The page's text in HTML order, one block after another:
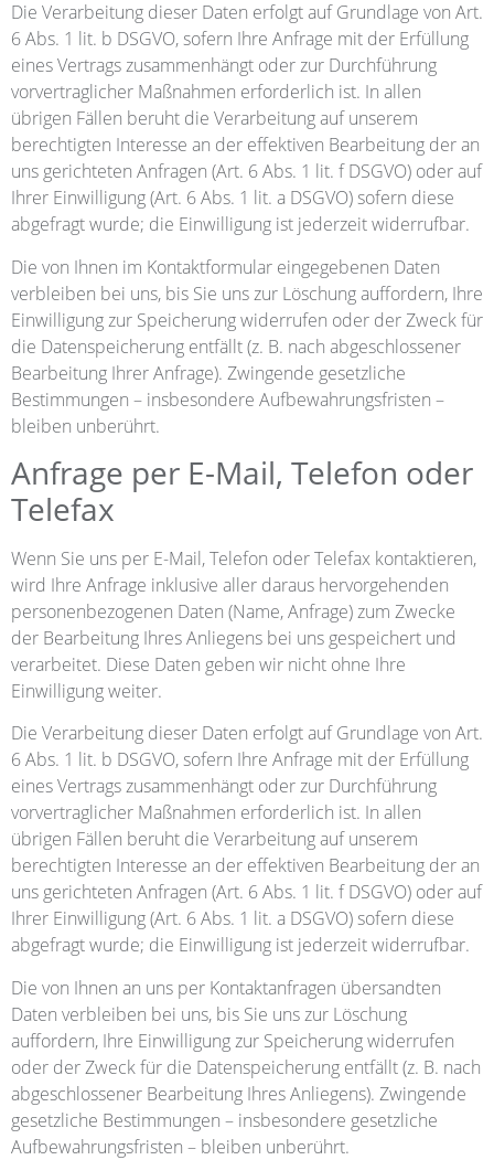
Die Verarbeitung dieser Daten erfolgt auf Grundlage von Art.
6 Abs. 1 lit. b DSGVO, sofern Ihre Anfrage mit der Erfüllung
eines Vertrags zusammenhängt oder zur Durchführung
vorvertraglicher Maßnahmen erforderlich ist. In allen
übrigen Fällen beruht die Verarbeitung auf unserem
berechtigten Interesse an der effektiven Bearbeitung der an
uns gerichteten Anfragen (Art. 6 Abs. 1 lit. f DSGVO) oder auf
Ihrer Einwilligung (Art. 6 Abs. 1 lit. a DSGVO) sofern diese
abgefragt wurde; die Einwilligung ist jederzeit widerrufbar.
Die von Ihnen im Kontaktformular eingegebenen Daten
verbleiben bei uns, bis Sie uns zur Löschung auffordern, Ihre
Einwilligung zur Speicherung widerrufen oder der Zweck für
die Datenspeicherung entfällt (z. B. nach abgeschlossener
Bearbeitung Ihrer Anfrage). Zwingende gesetzliche
Bestimmungen – insbesondere Aufbewahrungsfristen –
bleiben unberührt.
Anfrage per E-Mail, Telefon oder
Telefax
Wenn Sie uns per E-Mail, Telefon oder Telefax kontaktieren,
wird Ihre Anfrage inklusive aller daraus hervorgehenden
personenbezogenen Daten (Name, Anfrage) zum Zwecke
der Bearbeitung Ihres Anliegens bei uns gespeichert und
verarbeitet. Diese Daten geben wir nicht ohne Ihre
Einwilligung weiter.
Die Verarbeitung dieser Daten erfolgt auf Grundlage von Art.
6 Abs. 1 lit. b DSGVO, sofern Ihre Anfrage mit der Erfüllung
eines Vertrags zusammenhängt oder zur Durchführung
vorvertraglicher Maßnahmen erforderlich ist. In allen
übrigen Fällen beruht die Verarbeitung auf unserem
berechtigten Interesse an der effektiven Bearbeitung der an
uns gerichteten Anfragen (Art. 6 Abs. 1 lit. f DSGVO) oder auf
Ihrer Einwilligung (Art. 6 Abs. 1 lit. a DSGVO) sofern diese
abgefragt wurde; die Einwilligung ist jederzeit widerrufbar.
Die von Ihnen an uns per Kontaktanfragen übersandten
Daten verbleiben bei uns, bis Sie uns zur Löschung
auffordern, Ihre Einwilligung zur Speicherung widerrufen
oder der Zweck für die Datenspeicherung entfällt (z. B. nach
abgeschlossener Bearbeitung Ihres Anliegens). Zwingende
gesetzliche Bestimmungen – insbesondere gesetzliche
Aufbewahrungsfristen – bleiben unberührt.